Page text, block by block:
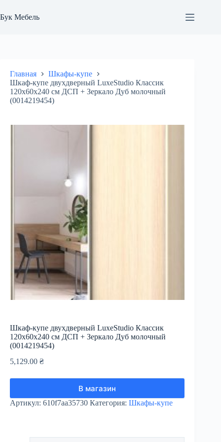
к
сути
Бук Мебель
Главная
Шкафы-купе
Шкаф-купе двухдверный LuxeStudio Классик
120х60х240 см ДСП + Зеркало Дуб молочный
(0014219454)
Шкаф-купе двухдверный LuxeStudio Классик
120х60х240 см ДСП + Зеркало Дуб молочный
(0014219454)
5,129.00 ₴
В магазин
Артикул: 610f7aa35730 Категория: Шкафы-купе